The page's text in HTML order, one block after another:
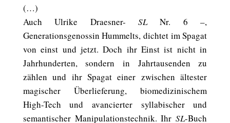
(…)
Auch Ulrike Draesner- SLNr. 6 –,
Generationsgenossin Hummelts, dichtet im Spagat
von einst und jetzt. Doch ihr Einst ist nicht in
Jahrhunderten, sondern in Jahrtausenden zu
zählen und ihr Spagat einer zwischen ältester
magischer Überlieferung, biomedizinischem
High-Tech und avancierter syllabischer und
semantischer Manipulationstechnik. IhrSL-Buch